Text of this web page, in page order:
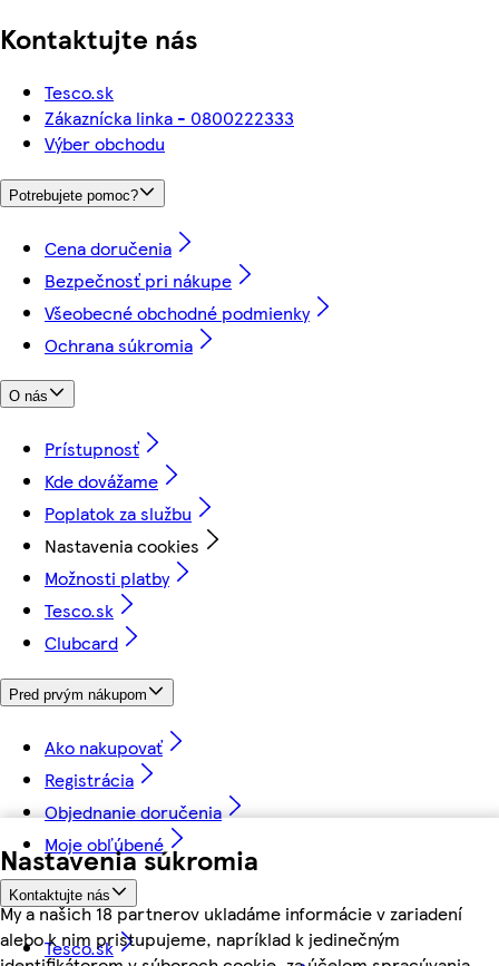
Nastavenia súkromia
My a našich 18 partnerov ukladáme informácie v zariadení
alebo k nim pristupujeme, napríklad k jedinečným
Kontaktujte nás
Tesco.sk
Zákaznícka linka - 0800222333
Výber obchodu
Potrebujete pomoc?
Cena doručenia
Bezpečnosť pri nákupe
Všeobecné obchodné podmienky
Ochrana súkromia
O nás
Prístupnosť
Kde dovážame
Poplatok za službu
Nastavenia cookies
Možnosti platby
Tesco.sk
Clubcard
Pred prvým nákupom
Ako nakupovať
Registrácia
Objednanie doručenia
Moje obľúbené
Kontaktujte nás
Tesco.sk